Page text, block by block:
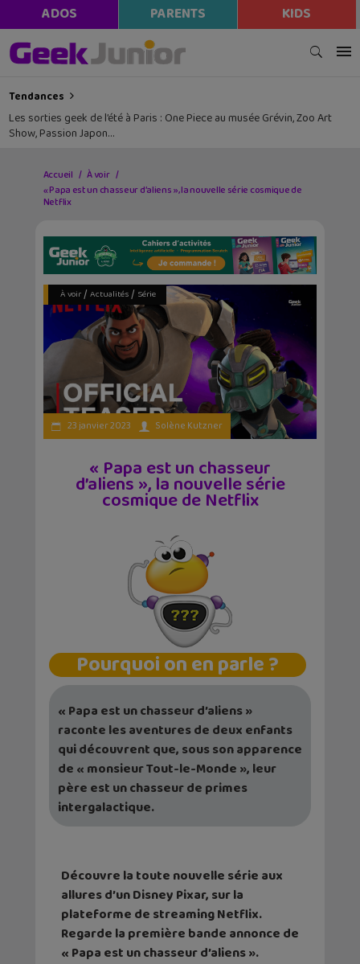
ADOS PARENTS KIDS
Tendances
Les sorties geek de l’été à Paris : One Piece au musée Grévin, Zoo Art
Show, Passion Japon…
Accueil
À voir
« Papa est un chasseur d’aliens », la nouvelle série cosmique de
Netflix
À voir/ Actualités/ Série
23 janvier 2023 Solène Kutzner
« Papa est un chasseur
d’aliens », la nouvelle série
cosmique de Netflix
Pourquoi on en parle ?
« Papa est un chasseur d’aliens »
raconte les aventures de deux enfants
qui découvrent que, sous son apparence
de « monsieur Tout-le-Monde », leur
père est un chasseur de primes
intergalactique.
Découvre la toute nouvelle série aux
allures d’un Disney Pixar, sur la
plateforme de streaming Netflix.
Regarde la première bande annonce de
« Papa est un chasseur d’aliens ».